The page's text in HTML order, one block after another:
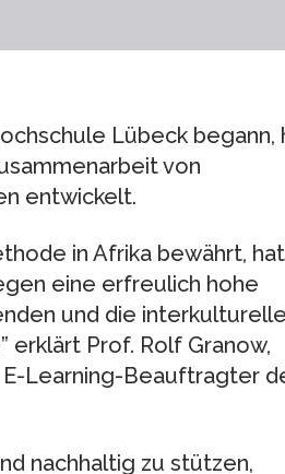
Lübeck begann,
von
entwickelt.
in Afrika bewährt,
eine erfreulich hohe
und die interkulturelle
Prof. Rolf Granow,
Learning-Beauftragter
nachhaltig zu stützen,